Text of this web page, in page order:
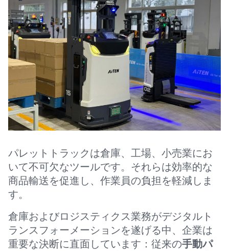
パレットトラックは倉庫、工場、小売業にお
いて不可欠なツールです。それらは効率的な
商品輸送を促進し、作業員の負担を軽減しま
す。
倉庫およびロジスティクス業務がデジタルト
ランスフォーメーションを遂げる中、企業は
重要な決断に直面しています：従来の手動パ